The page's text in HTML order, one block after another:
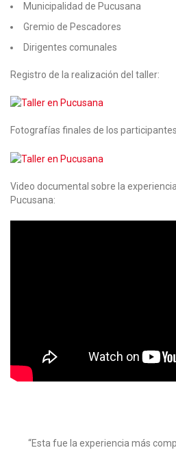
Municipalidad de Pucusana
Gremio de Pescadores
Dirigentes comunales
Registro de la realización del taller:
Fotografías finales de los
Video documental sobre la
Pucusana:
“Esta fue la experiencia más